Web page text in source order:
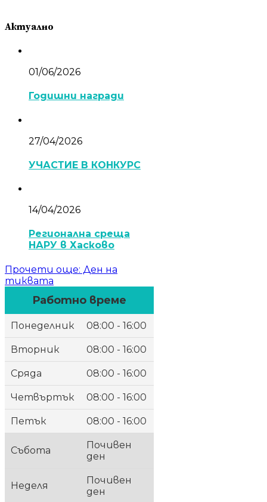
Актуално
01/06/2026
Годишни награди
27/04/2026
УЧАСТИЕ В КОНКУРС
14/04/2026
Регионална среща
НАРУ в Хасково
Прочети още: Ден на
тиквата
Работно време
Понеделник 08:00 - 16:00
Вторник 08:00 - 16:00
Сряда 08:00 - 16:00
Четвъртък 08:00 - 16:00
Петък 08:00 - 16:00
Събота
Почивен
ден
Неделя
Почивен
ден